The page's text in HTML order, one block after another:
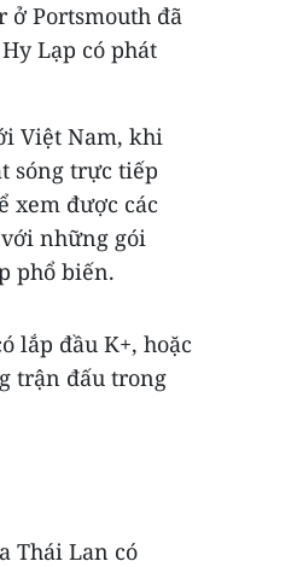
ở Portsmouth đã
Lạp có phát
Việt Nam, khi
sóng trực tiếp
xem được các
những gói
phổ biến.
lắp đầu K+, hoặc
trận đấu trong
Thái Lan có